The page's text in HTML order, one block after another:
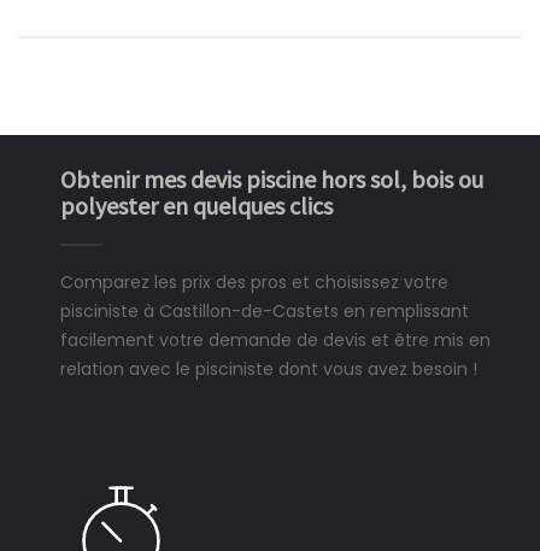
Obtenir mes devis piscine hors sol, bois ou
polyester en quelques clics
Comparez les prix des pros et choisissez votre
pisciniste à Castillon-de-Castets en remplissant
facilement votre demande de devis et être mis en
relation avec le pisciniste dont vous avez besoin !